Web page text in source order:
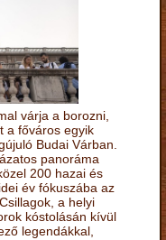
várja a borozni,
a főváros egyik
Budai Várban.
panoráma
200 hazai és
év fókuszába az
a helyi
kóstolásán kívül
legendákkal,